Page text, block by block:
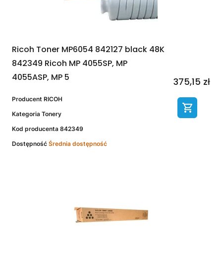
Ricoh Toner MP6054 842127 black 48K
842349 Ricoh MP 4055SP, MP
4055ASP, MP 5
Producent RICOH
Kategoria Tonery
Kod producenta 842349
Dostępność Średnia dostępność
375,15 zł